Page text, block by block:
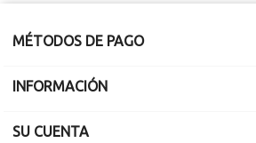
MÉTODOS DE PAGO
INFORMACIÓN
SU CUENTA